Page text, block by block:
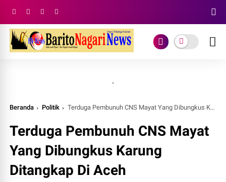
.
Beranda Politik Terduga Pembunuh CNS Mayat Yang Dibungkus Karung Ditangkap Di Aceh
Terduga Pembunuh CNS Mayat
Yang Dibungkus Karung
Ditangkap Di Aceh